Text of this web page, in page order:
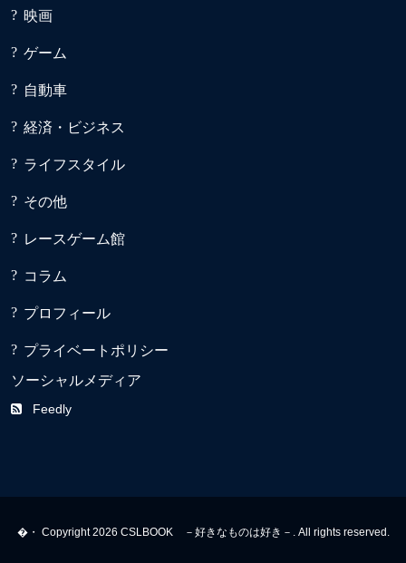
映画
ゲーム
自動車
経済・ビジネス
ライフスタイル
その他
レースゲーム館
コラム
プロフィール
プライベートポリシー
ソーシャルメディア
Feedly
�・ Copyright 2026 CSLBOOK －好きなものは好き－. All rights reserved.